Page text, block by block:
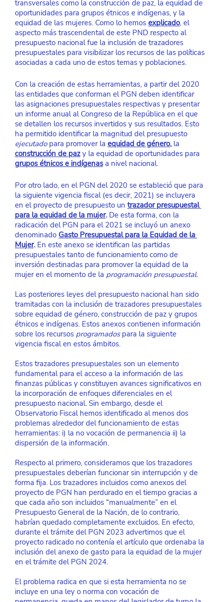
transversales como la construcción de paz, la equidad de
oportunidades para grupos étnicos e indígenas, y la
equidad de las mujeres. Como lo hemos explicado, el
aspecto más trascendental de este PND respecto al
presupuesto nacional fue la inclusión de trazadores
presupuestales para visibilizar los recursos de las políticas
asociadas a cada uno de estos temas y poblaciones.
Con la creación de estas herramientas, a partir del 2020
las entidades que conforman el PGN deben identificar
las asignaciones presupuestales respectivas y presentar
un informe anual al Congreso de la República en el que
se detallen los recursos invertidos y sus resultados. Esto
ha permitido identificar la magnitud del presupuesto
ejecutado para promover la equidad de género, la
construcción de paz y la equidad de oportunidades para
grupos étnicos e indígenas a nivel nacional.
Por otro lado, en el PGN del 2020 se estableció que para
la siguiente vigencia fiscal (es decir, 2021) se incluyera
en el proyecto de presupuesto un trazador presupuestal
para la equidad de la mujer. De esta forma, con la
radicación del PGN para el 2021 se incluyó un anexo
denominado Gasto Presupuestal para la Equidad de la
Mujer. En este anexo se identifican las partidas
presupuestales tanto de funcionamiento como de
inversión destinadas para promover la equidad de la
mujer en el momento de la programación presupuestal.
Las posteriores leyes del presupuesto nacional han sido
tramitadas con la inclusión de trazadores presupuestales
sobre equidad de género, construcción de paz y grupos
étnicos e indígenas. Estos anexos contienen información
sobre los recursos programados para la siguiente
vigencia fiscal en estos ámbitos.
Estos trazadores presupuestales son un elemento
fundamental para el acceso a la información de las
finanzas públicas y constituyen avances significativos en
la incorporación de enfoques diferenciales en el
presupuesto nacional. Sin embargo, desde el
Observatorio Fiscal hemos identificado al menos dos
problemas alrededor del funcionamiento de estas
herramientas: i) la no vocación de permanencia ii) la
dispersión de la información.
Respecto al primero, consideramos que los trazadores
presupuestales deberían funcionar sin interrupción y de
forma fija. Los trazadores incluidos como anexos del
proyecto de PGN han perdurado en el tiempo gracias a
que cada año son incluidos “manualmente” en el
Presupuesto General de la Nación, de lo contrario,
habrían quedado completamente excluidos. En efecto,
durante el trámite del PGN 2023 advertimos que el
proyecto radicado no contenía el artículo que ordenaba la
inclusión del anexo de gasto para la equidad de la mujer
en el trámite del PGN 2024.
El problema radica en que si esta herramienta no se
incluye en una ley o norma con vocación de